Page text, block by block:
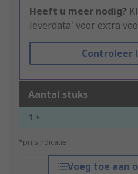
Heeft u meer nodig?
leverdata' voor extra
Controleer
Aantal stuks
1 +
*prijsindicatie
Voeg toe aan